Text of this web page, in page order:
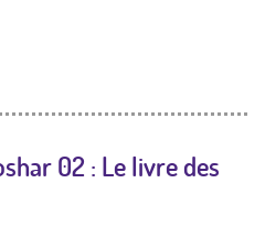
02 : Le livre des